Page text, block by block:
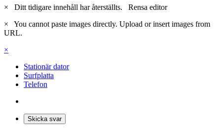
×
Ditt tidigare innehåll har återställts. Rensa editor
×
You cannot paste images directly. Upload or insert images from
URL.
×
Stationär dator
Surfplatta
Telefon
Skicka svar